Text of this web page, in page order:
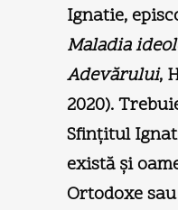
Ignatie,
Maladia
Adevărului,
2020).
Sfinţitul
există şi
Ortodoxe